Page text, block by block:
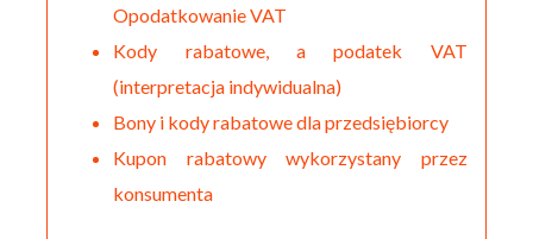
Opodatkowanie VAT
Kody rabatowe, a podatek VAT
(interpretacja indywidualna)
Bony i kody rabatowe dla przedsiębiorcy
Kupon rabatowy wykorzystany przez
konsumenta